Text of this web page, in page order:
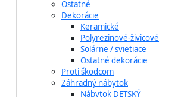
Ostatné
Dekorácie
Keramické
Polyrezinové-živicové
Solárne / svietiace
Ostatné dekorácie
Proti škodcom
Záhradný nábytok
Nábytok DETSKÝ